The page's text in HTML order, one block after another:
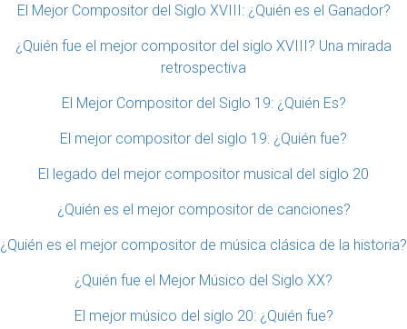
El Mejor Compositor del Siglo XVIII: ¿Quién es el Ganador?
¿Quién fue el mejor compositor del siglo XVIII? Una mirada
retrospectiva
El Mejor Compositor del Siglo 19: ¿Quién Es?
El mejor compositor del siglo 19: ¿Quién fue?
El legado del mejor compositor musical del siglo 20
¿Quién es el mejor compositor de canciones?
¿Quién es el mejor compositor de música clásica de la historia?
¿Quién fue el Mejor Músico del Siglo XX?
El mejor músico del siglo 20: ¿Quién fue?